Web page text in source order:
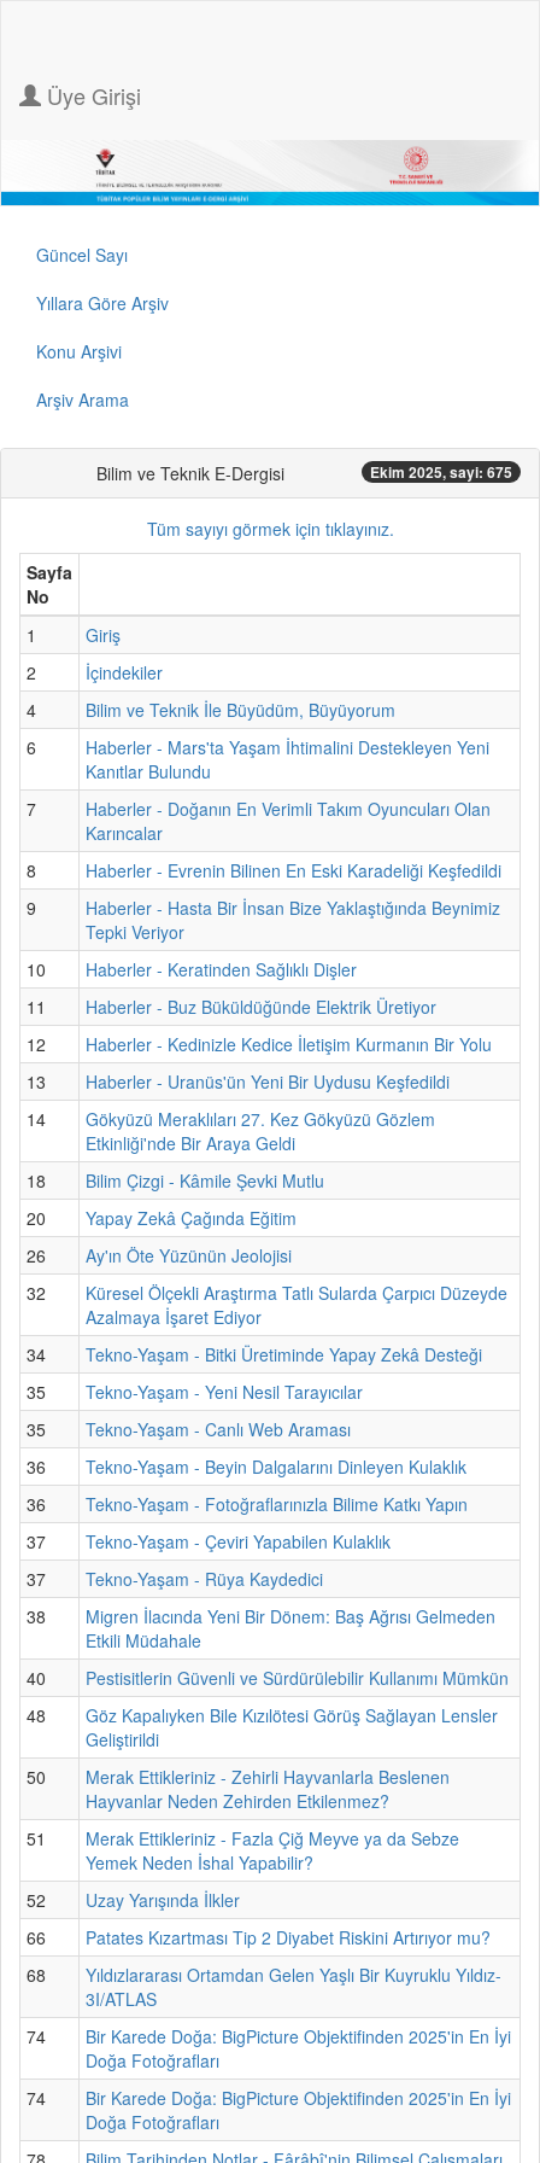
Üye Girişi
Güncel Sayı
Yıllara Göre Arşiv
Konu Arşivi
Arşiv Arama
Bilim ve Teknik E-Dergisi Ekim 2025, sayi: 675
Tüm sayıyı görmek için tıklayınız.
Sayfa
No
1
Giriş
2
İçindekiler
4
Bilim ve Teknik İle Büyüdüm, Büyüyorum
6
Haberler - Mars'ta Yaşam İhtimalini Destekleyen Yeni
Kanıtlar Bulundu
7
Haberler - Doğanın En Verimli Takım Oyuncuları Olan
Karıncalar
8
Haberler - Evrenin Bilinen En Eski Karadeliği Keşfedildi
9
Haberler - Hasta Bir İnsan Bize Yaklaştığında Beynimiz
Tepki Veriyor
10
Haberler - Keratinden Sağlıklı Dişler
11
Haberler - Buz Büküldüğünde Elektrik Üretiyor
12
Haberler - Kedinizle Kedice İletişim Kurmanın Bir Yolu
13
Haberler - Uranüs'ün Yeni Bir Uydusu Keşfedildi
14
Gökyüzü Meraklıları 27. Kez Gökyüzü Gözlem
Etkinliği'nde Bir Araya Geldi
18
Bilim Çizgi - Kâmile Şevki Mutlu
20
Yapay Zekâ Çağında Eğitim
26
Ay'ın Öte Yüzünün Jeolojisi
32
Küresel Ölçekli Araştırma Tatlı Sularda Çarpıcı Düzeyde
Azalmaya İşaret Ediyor
34
Tekno-Yaşam - Bitki Üretiminde Yapay Zekâ Desteği
35
Tekno-Yaşam - Yeni Nesil Tarayıcılar
35
Tekno-Yaşam - Canlı Web Araması
36
Tekno-Yaşam - Beyin Dalgalarını Dinleyen Kulaklık
36
Tekno-Yaşam - Fotoğraflarınızla Bilime Katkı Yapın
37
Tekno-Yaşam - Çeviri Yapabilen Kulaklık
37
Tekno-Yaşam - Rüya Kaydedici
38
Migren İlacında Yeni Bir Dönem: Baş Ağrısı Gelmeden
Etkili Müdahale
40
Pestisitlerin Güvenli ve Sürdürülebilir Kullanımı Mümkün
48
Göz Kapalıyken Bile Kızılötesi Görüş Sağlayan Lensler
Geliştirildi
50
Merak Ettikleriniz - Zehirli Hayvanlarla Beslenen
Hayvanlar Neden Zehirden Etkilenmez?
51
Merak Ettikleriniz - Fazla Çiğ Meyve ya da Sebze
Yemek Neden İshal Yapabilir?
52
Uzay Yarışında İlkler
66
Patates Kızartması Tip 2 Diyabet Riskini Artırıyor mu?
68
Yıldızlararası Ortamdan Gelen Yaşlı Bir Kuyruklu Yıldız-
3I/ATLAS
74
Bir Karede Doğa: BigPicture Objektifinden 2025'in En İyi
Doğa Fotoğrafları
74
Bir Karede Doğa: BigPicture Objektifinden 2025'in En İyi
Doğa Fotoğrafları